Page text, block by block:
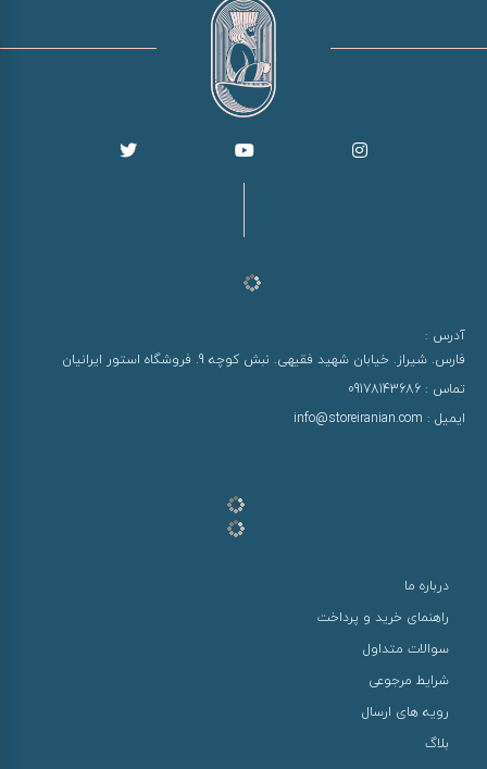
آدرس :
فارس. شیراز. خیابان شهید فقیهی. نبش کوچه 9. فروشگاه استور ایرانیان
تماس : 09178143686
ایمیل : info@storeiranian.com
درباره ما
راهنمای خرید و پرداخت
سوالات متداول
شرایط مرجوعی
رویه های ارسال
بلاگ